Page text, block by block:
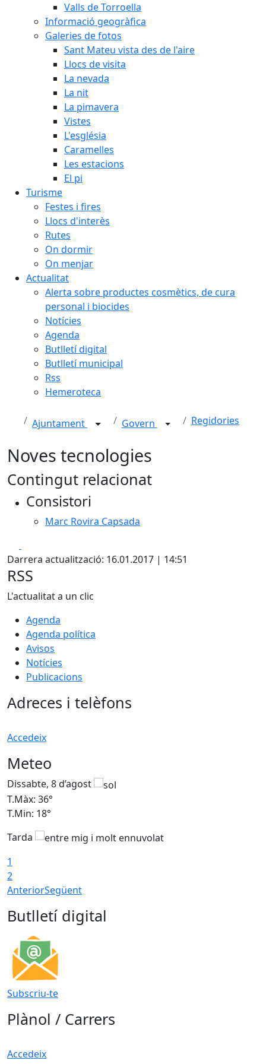
Valls de Torroella
Informació geogràfica
Galeries de fotos
Sant Mateu vista des de l'aire
Llocs de visita
La nevada
La nit
La pimavera
Vistes
L'església
Caramelles
Les estacions
El pi
Turisme
Festes i fires
Llocs d'interès
Rutes
On dormir
On menjar
Actualitat
Alerta sobre productes cosmètics, de cura
personal i biocides
Notícies
Agenda
Butlletí digital
Butlletí municipal
Rss
Hemeroteca
Ajuntament Govern Regidories
Noves tecnologies
Contingut relacionat
Consistori
Marc Rovira Capsada
Darrera actualització: 16.01.2017 | 14:51
RSS
L'actualitat a un clic
Agenda
Agenda política
Avisos
Notícies
Publicacions
Adreces i telèfons
Accedeix
Meteo
Dissabte, 8 d’agost
T.Màx: 36°
T.Min: 18°
Tarda
1
2
AnteriorSegüent
Butlletí digital
Subscriu-te
Plànol / Carrers
Accedeix